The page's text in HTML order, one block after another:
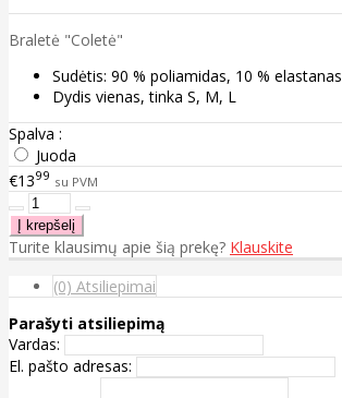
Braletė "Coletė"
Sudėtis: 90 % poliamidas, 10 % elastanas
Dydis vienas, tinka S, M, L
Spalva :
Juoda
€1399 su PVM
Turite klausimų apie šią prekę? Klauskite
(0) Atsiliepimai
Parašyti atsiliepimą
Vardas:
El. pašto adresas: